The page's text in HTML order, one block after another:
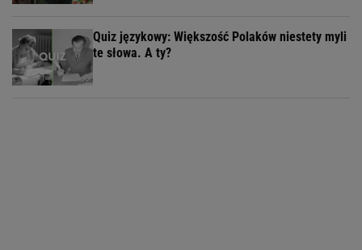
Quiz językowy: Większość Polaków niestety myli
te słowa. A ty?